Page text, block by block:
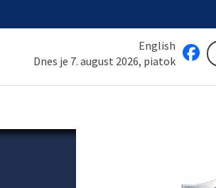
English
Dnes je 7. august 2026, piatok